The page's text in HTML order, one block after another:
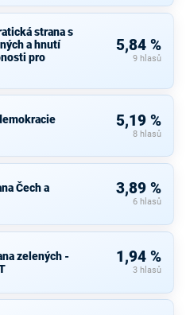
strana s
a hnutí
pro
5,84 %
9 hlasů
5,19 %
8 hlasů
Čech a
3,89 %
6 hlasů
zelených -
1,94 %
3 hlasů